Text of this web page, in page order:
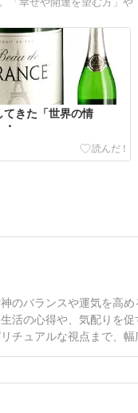
てきた「世界の情
のバランスや運気を高
活の心得や、気配りを
チュアルな視点まで、幅